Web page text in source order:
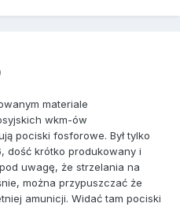
materiale
wkm-ów
pociski fosforowe. Był tylko
dość krótko produkowany i
uwagę, że strzelania na
można przypuszczać że
amunicji. Widać tam pociski